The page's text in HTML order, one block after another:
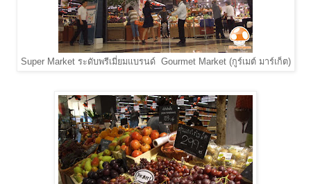
Super Market ระดับพรีเมี่ยมแบรนด์ Gourmet Market (กูร์เมต์ มาร์เก็ต)